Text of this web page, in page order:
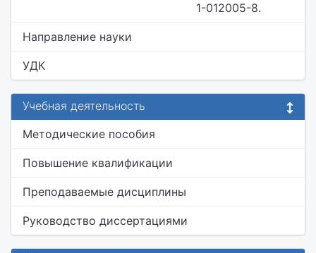
1-012005-8.
Направление науки
УДК
Учебная деятельность
Методические пособия
Повышение квалификации
Преподаваемые дисциплины
Руководство диссертациями